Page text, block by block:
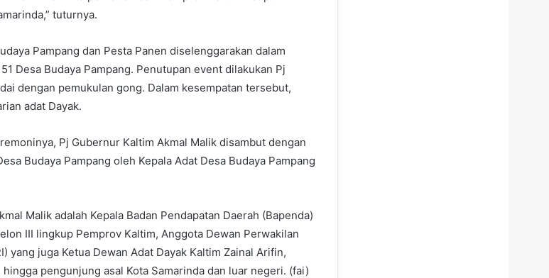
tuturnya.
Pampang dan Pesta Panen diselenggarakan dalam
Desa Budaya Pampang. Penutupan event dilakukan Pj
dengan pemukulan gong. Dalam kesempatan tersebut,
adat Dayak.
Pj Gubernur Kaltim Akmal Malik disambut dengan
Budaya Pampang oleh Kepala Adat Desa Budaya Pampang
Malik adalah Kepala Badan Pendapatan Daerah (Bapenda)
III lingkup Pemprov Kaltim, Anggota Dewan Perwakilan
yang juga Ketua Dewan Adat Dayak Kaltim Zainal Arifin,
pengunjung asal Kota Samarinda dan luar negeri. (fai)